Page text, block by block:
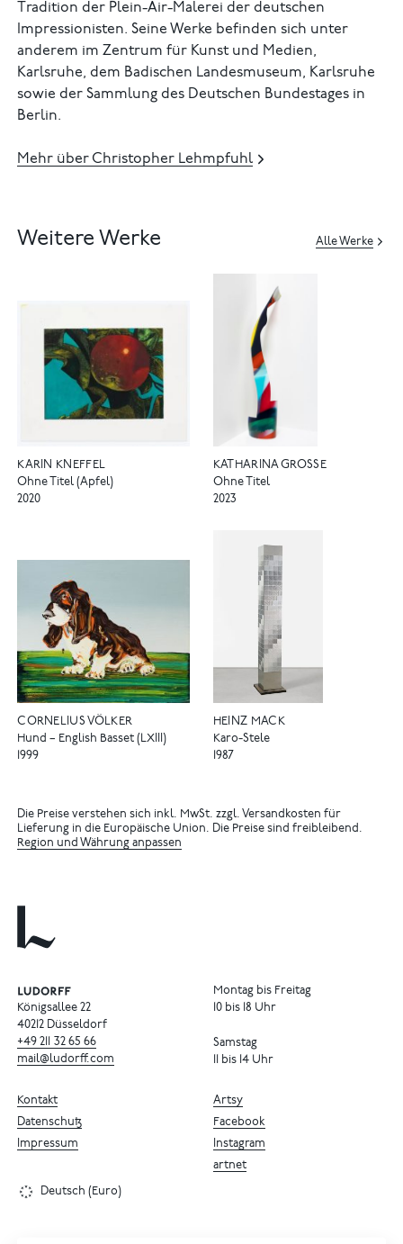
Tradition der Plein-Air-Malerei der deutschen
Impressionisten. Seine Werke befinden sich unter
anderem im Zentrum für Kunst und Medien,
Karlsruhe, dem Badischen Landesmuseum, Karlsruhe
sowie der Sammlung des Deutschen Bundestages in
Berlin.
Mehr über Christopher Lehmpfuhl
Weitere Werke Alle Werke
KARIN KNEFFEL
Ohne Titel (Apfel)
2020
KATHARINA GROSSE
Ohne Titel
2023
CORNELIUS VÖLKER
Hund – English Basset (LXIII)
1999
HEINZ MACK
Karo-Stele
1987
Die Preise verstehen sich inkl. MwSt. zzgl. Versandkosten für
Lieferung in die Europäische Union. Die Preise sind freibleibend.
Region und Währung anpassen
Königsallee 22
40212 Düsseldorf
+49 211 32 65 66
mail@ludorff.com
Montag bis Freitag
10 bis 18 Uhr
Samstag
11 bis 14 Uhr
Artsy
Facebook
Instagram
artnet
Kontakt
Datenschutz
Impressum
Deutsch (Euro)